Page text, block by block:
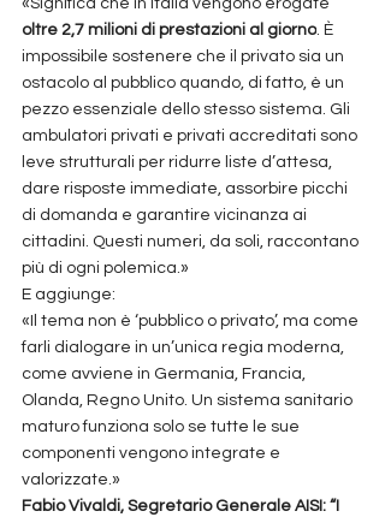
«Significa che in Italia vengono erogate
oltre 2,7 milioni di prestazioni al giorno. È
impossibile sostenere che il privato sia un
ostacolo al pubblico quando, di fatto, è un
pezzo essenziale dello stesso sistema. Gli
ambulatori privati e privati accreditati sono
leve strutturali per ridurre liste d’attesa,
dare risposte immediate, assorbire picchi
di domanda e garantire vicinanza ai
cittadini. Questi numeri, da soli, raccontano
più di ogni polemica.»
E aggiunge:
«Il tema non è ‘pubblico o privato’, ma come
farli dialogare in un’unica regia moderna,
come avviene in Germania, Francia,
Olanda, Regno Unito. Un sistema sanitario
maturo funziona solo se tutte le sue
componenti vengono integrate e
valorizzate.»
Fabio Vivaldi, Segretario Generale AISI: “I